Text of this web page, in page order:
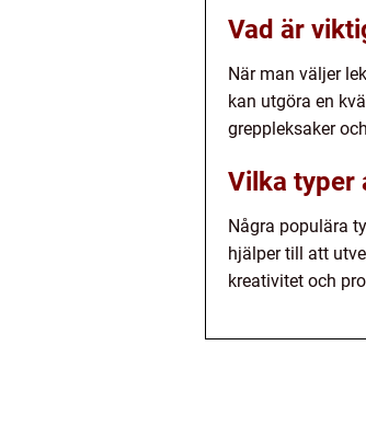
Vad är
När man väljer
kan utgöra en
greppleksaker
Vilka typer
Några populära
hjälper till att
kreativitet och